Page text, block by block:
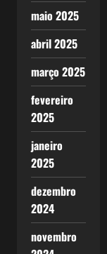
maio 2025
abril 2025
março 2025
fevereiro
2025
janeiro
2025
dezembro
2024
novembro